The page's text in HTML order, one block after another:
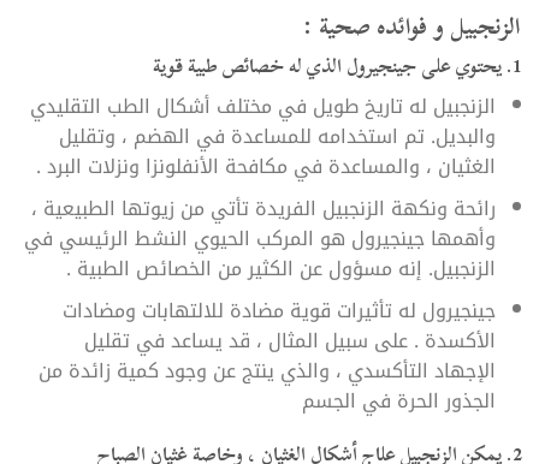
الزنجبيل و فوائده صحية :
1. يحتوي على جينجيرول الذي له خصائص طبية قوية
الزنجبيل له تاريخ طويل في مختلف أشكال الطب التقليدي
والبديل. تم استخدامه للمساعدة في الهضم ، وتقليل
الغثيان ، والمساعدة في مكافحة الأنفلونزا ونزلات البرد .
رائحة ونكهة الزنجبيل الفريدة تأتي من زيوتها الطبيعية ،
وأهمها جينجيرول هو المركب الحيوي النشط الرئيسي في
الزنجبيل. إنه مسؤول عن الكثير من الخصائص الطبية .
جينجيرول له تأثيرات قوية مضادة للالتهابات ومضادات
الأكسدة . على سبيل المثال ، قد يساعد في تقليل
الإجهاد التأكسدي ، والذي ينتج عن وجود كمية زائدة من
الجذور الحرة في الجسم
2. يمكن الزنجبيل علاج أشكال الغثيان ، وخاصة غثيان الصباح